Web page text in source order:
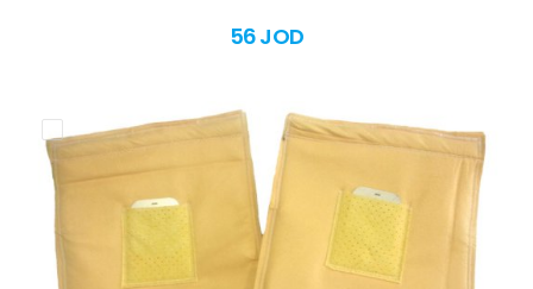
56 JOD